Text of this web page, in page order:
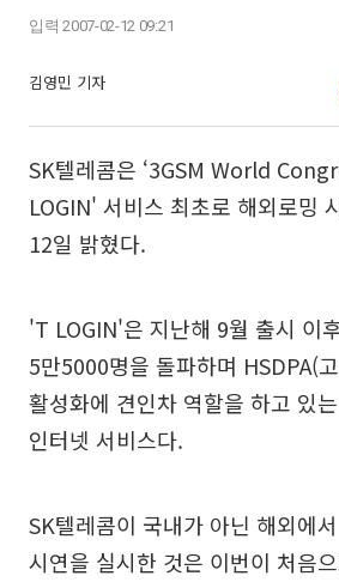
입력 2007-02-12 09:21
김영민 기자
SK텔레콤은 ‘3GSM World
LOGIN' 서비스 최초로 해외로밍
12일 밝혔다.
'T LOGIN'은 지난해 9월 출시 이
5만5000명을 돌파하며 HSDPA(
활성화에 견인차 역할을 하고 있
인터넷 서비스다.
SK텔레콤이 국내가 아닌 해외에
시연을 실시한 것은 이번이 처음